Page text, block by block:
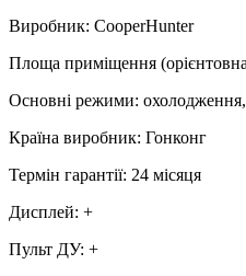
Виробник: CooperHunter
Площа приміщення
Основні режими: охолодження,
Країна виробник: Гонконг
Термін гарантії: 24 місяця
Дисплей: +
Пульт ДУ: +